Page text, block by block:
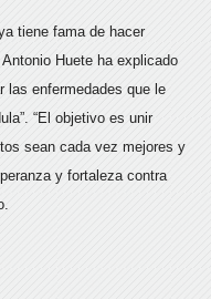
tiene fama de hacer
Huete ha explicado
las enfermedades que le
“El objetivo es unir
sean cada vez mejores y
y fortaleza contra